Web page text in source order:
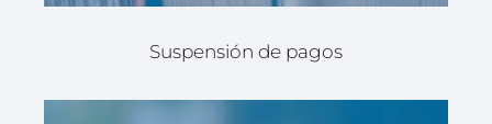
Suspensión de pagos